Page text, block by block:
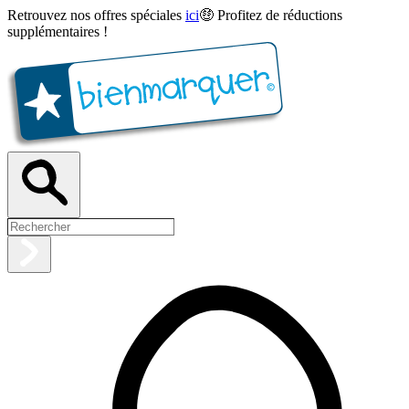
Retrouvez nos offres spéciales ici🤑 Profitez de réductions
supplémentaires !